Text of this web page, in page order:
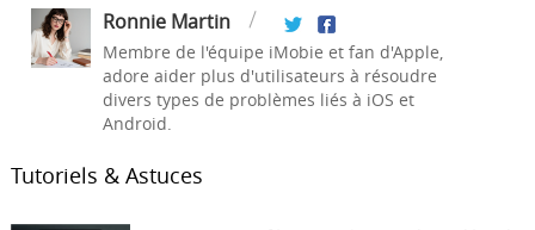
Ronnie Martin
Membre de l'équipe iMobie et fan d'Apple,
adore aider plus d'utilisateurs à résoudre
divers types de problèmes liés à iOS et
Android.
Tutoriels & Astuces